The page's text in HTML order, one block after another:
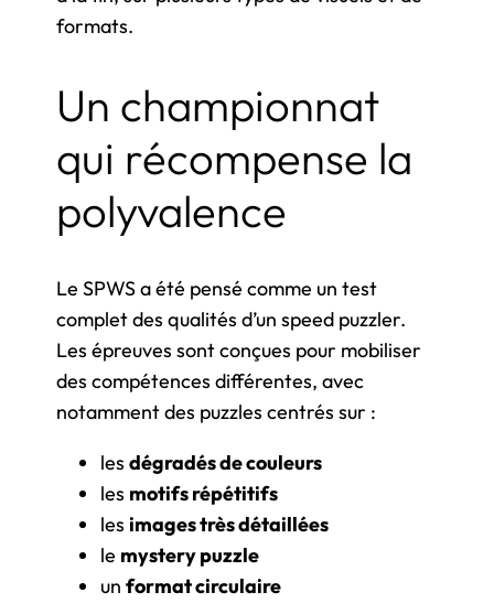
formats.
Un championnat
qui récompense la
polyvalence
Le SPWS a été pensé comme un test
complet des qualités d’un speed puzzler.
Les épreuves sont conçues pour mobiliser
des compétences différentes, avec
notamment des puzzles centrés sur :
les dégradés de couleurs
les motifs répétitifs
les images très détaillées
le mystery puzzle
un format circulaire